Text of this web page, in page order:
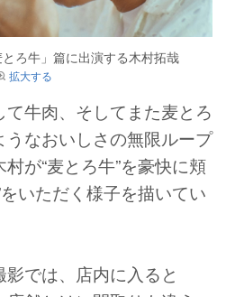
ろ牛」篇に出演する木村拓哉
拡大する
牛肉、そしてまた麦とろ
うなおいしさの無限ループ
が“麦とろ牛”を豪快に頬
いただく様子を描いてい
では、店内に入ると